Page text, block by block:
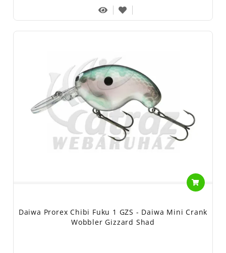
Daiwa Prorex Chibi Fuku 1 GZS - Daiwa Mini Crank
Wobbler Gizzard Shad